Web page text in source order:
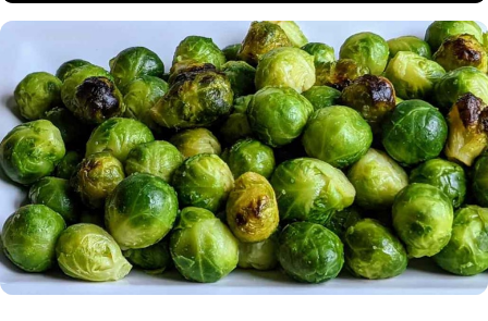
Avrupa'nın en çok tükettiği sebzeler
arasında yer alan Brüksel lahanasının
faydaları saymakla bitmiyor. Özellikle
diyabet hastaları evinden eksik etmemeli!
Tam bir ecza deposu...